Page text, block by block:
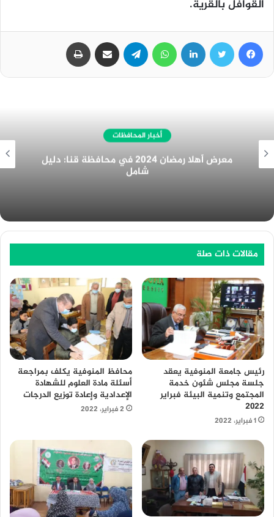
القوافل بالقرية.
أخبار المحافظات
غرفة المنيا التجارية تُهنئ الرئيس السيسي
بمناسبة الولاية الجديدة
مقالات ذات صلة
رئيس جامعة المنوفية يعقد
جلسة مجلس شئون خدمة
المجتمع وتنمية البيئة فبراير
٢٠٢٢
1 فبراير، 2022
محافظ المنوفية يكلف بمراجعة
أسئلة مادة العلوم للشهادة
الإعدادية وإعادة توزيع الدرجات
2 فبراير، 2022